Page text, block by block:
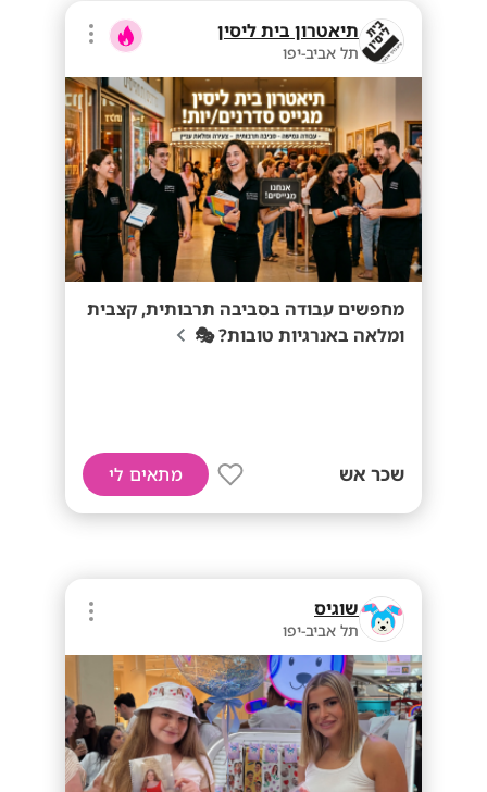
תיאטרון בית ליסין
תל אביב-יפו
מחפשים עבודה בסביבה תרבותית, קצבית
ומלאה באנרגיות טובות? 🎭
שכר אש מתאים לי
שוגיס
תל אביב-יפו